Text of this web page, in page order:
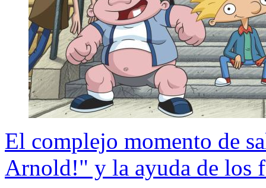
El complejo momento de
Arnold!" y la ayuda de los